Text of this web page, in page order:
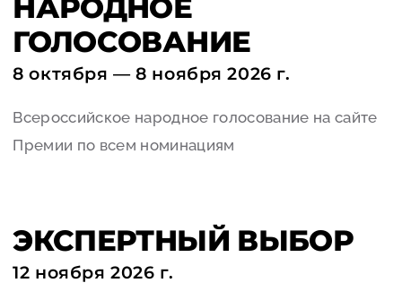
НАРОДНОЕ
ГОЛОСОВАНИЕ
8 октября — 8 ноября 2026 г.
Всероссийское народное голосование на сайте
Премии по всем номинациям
ЭКСПЕРТНЫЙ ВЫБОР
12 ноября 2026 г.